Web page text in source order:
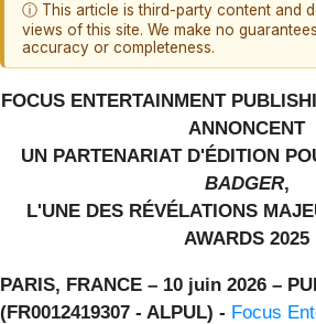
ⓘ This article is third-party content and
views of this site. We make no
accuracy or completeness.
FOCUS ENTERTAINMENT
ANNONCENT
UN PARTENARIAT D'ÉDITION
BADGER,
L'UNE DES RÉVÉLATIONS
AWARDS 2025
PARIS, FRANCE – 10 juin 2026 –
(FR0012419307 - ALPUL) - Focus